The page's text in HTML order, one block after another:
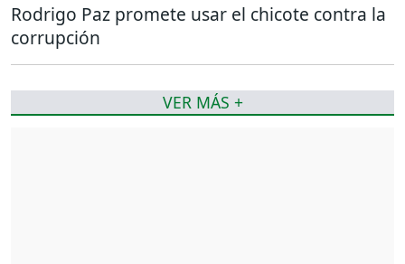
Rodrigo Paz promete usar el chicote contra la
corrupción
VER MÁS +